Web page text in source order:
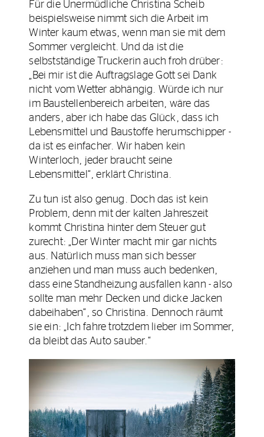
Für die Unermüdliche Christina Scheib
beispielsweise nimmt sich die Arbeit im
Winter kaum etwas, wenn man sie mit dem
Sommer vergleicht. Und da ist die
selbstständige Truckerin auch froh drüber:
„Bei mir ist die Auftragslage Gott sei Dank
nicht vom Wetter abhängig. Würde ich nur
im Baustellenbereich arbeiten, wäre das
anders, aber ich habe das Glück, dass ich
Lebensmittel und Baustoffe herumschipper -
da ist es einfacher. Wir haben kein
Winterloch, jeder braucht seine
Lebensmittel“, erklärt Christina.
Zu tun ist also genug. Doch das ist kein
Problem, denn mit der kalten Jahreszeit
kommt Christina hinter dem Steuer gut
zurecht: „Der Winter macht mir gar nichts
aus. Natürlich muss man sich besser
anziehen und man muss auch bedenken,
dass eine Standheizung ausfallen kann - also
sollte man mehr Decken und dicke Jacken
dabeihaben“, so Christina. Dennoch räumt
sie ein: „Ich fahre trotzdem lieber im Sommer,
da bleibt das Auto sauber.“